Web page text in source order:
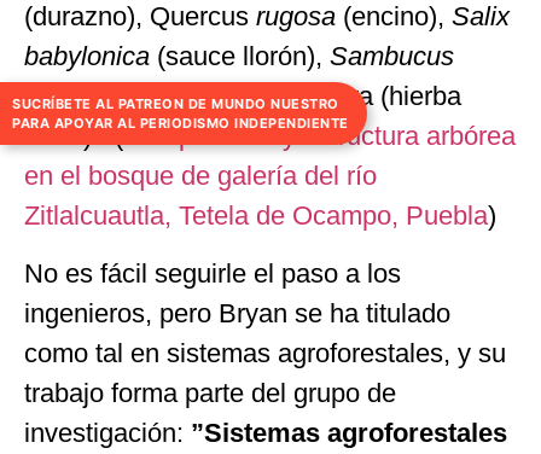
(durazno), Quercus rugosa (encino), Salix
babylonica (sauce llorón), Sambucus
nigra(sauco) ySolanumnigra (hierba
mora).” (Composición y estructura arbórea
en el bosque de galería del río
Zitlalcuautla, Tetela de Ocampo, Puebla)
No es fácil seguirle el paso a los
ingenieros, pero Bryan se ha titulado
como tal en sistemas agroforestales, y su
trabajo forma parte del grupo de
investigación: ”Sistemas agroforestales
SUCRÍBETE AL PATREON DE MUNDO NUESTRO
PARA APOYAR AL PERIODISMO INDEPENDIENTE